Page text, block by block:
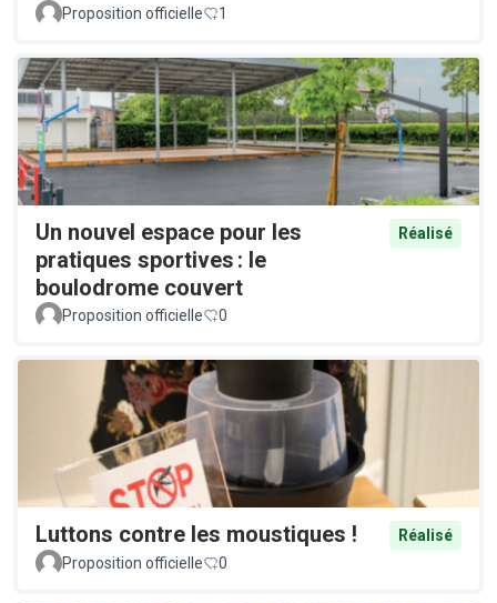
Proposition officielle 1
Un nouvel espace pour les
pratiques sportives : le
boulodrome couvert
Réalisé
Proposition officielle 0
Luttons contre les moustiques !
Réalisé
Proposition officielle
0